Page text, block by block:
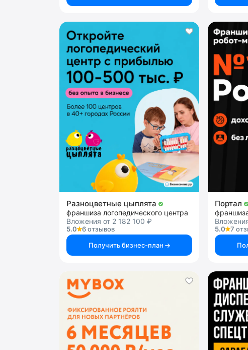
Разноцветные цыплята
франшиза логопедического центра
Вложения от 2 182 100 ₽
5.0
6 отзывов
Получить бизнес-план
Портал
5.0
7